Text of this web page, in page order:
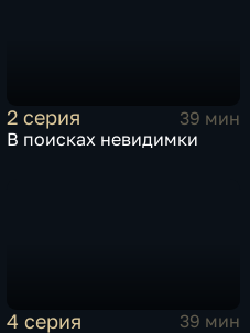
2 серия
39 мин
В поисках невидимки
4 серия
39 мин